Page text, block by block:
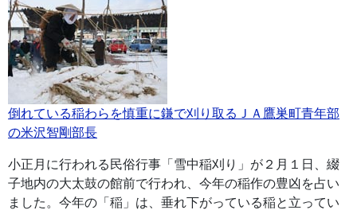
倒れている稲わらを慎重に鎌で刈り取るＪＡ鷹巣町青年部
の米沢智剛部長
小正月に行われる民俗行事「雪中稲刈り」が２月１日、綴
子地内の大太鼓の館前で行われ、今年の稲作の豊凶を占い
ました。今年の「稲」は、垂れ下がっている稲と立ってい